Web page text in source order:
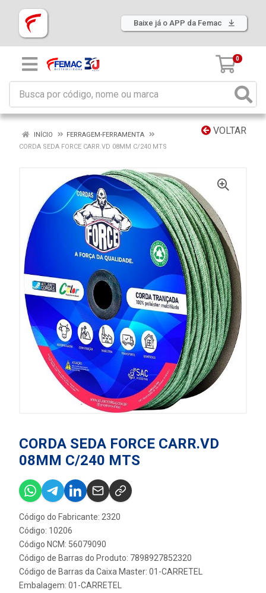
Baixe já o APP da Femac
0
VOLTAR
INÍCIO
FERRAGEM-FERRAMENTA
CORDA SEDA FORCE CARR.VD 08MM C/240 MTS
CORDA SEDA FORCE CARR.VD
08MM C/240 MTS
Código do Fabricante: 2320
Código: 10206
Código NCM: 56079090
Código de Barras do Produto: 7898927852320
Código de Barras da Caixa Master: 01-CARRETEL
Embalagem: 01-CARRETEL